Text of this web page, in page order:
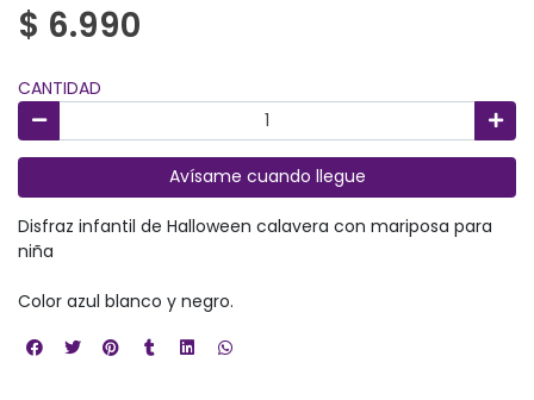
$ 6.990
CANTIDAD
Avísame cuando llegue
Disfraz infantil de Halloween calavera con mariposa para
niña
Color azul blanco y negro.